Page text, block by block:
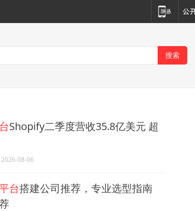
Shopify二季度营收35.8亿美元 超
2026-08-06
台搭建公司推荐，专业选型指南